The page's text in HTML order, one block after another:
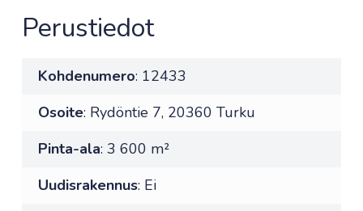
Perustiedot
Kohdenumero: 12433
Osoite: Rydöntie 7, 20360 Turku
Pinta-ala: 3 600 m²
Uudisrakennus: Ei